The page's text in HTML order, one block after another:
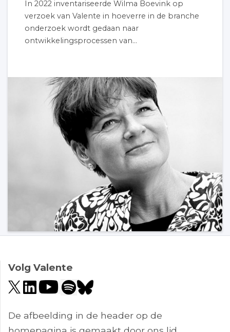
In 2022 inventariseerde Wilma Boevink op
verzoek van Valente in hoeverre in de branche
onderzoek wordt gedaan naar
ontwikkelingsprocessen van...
Volg Valente
De afbeelding in de header op de